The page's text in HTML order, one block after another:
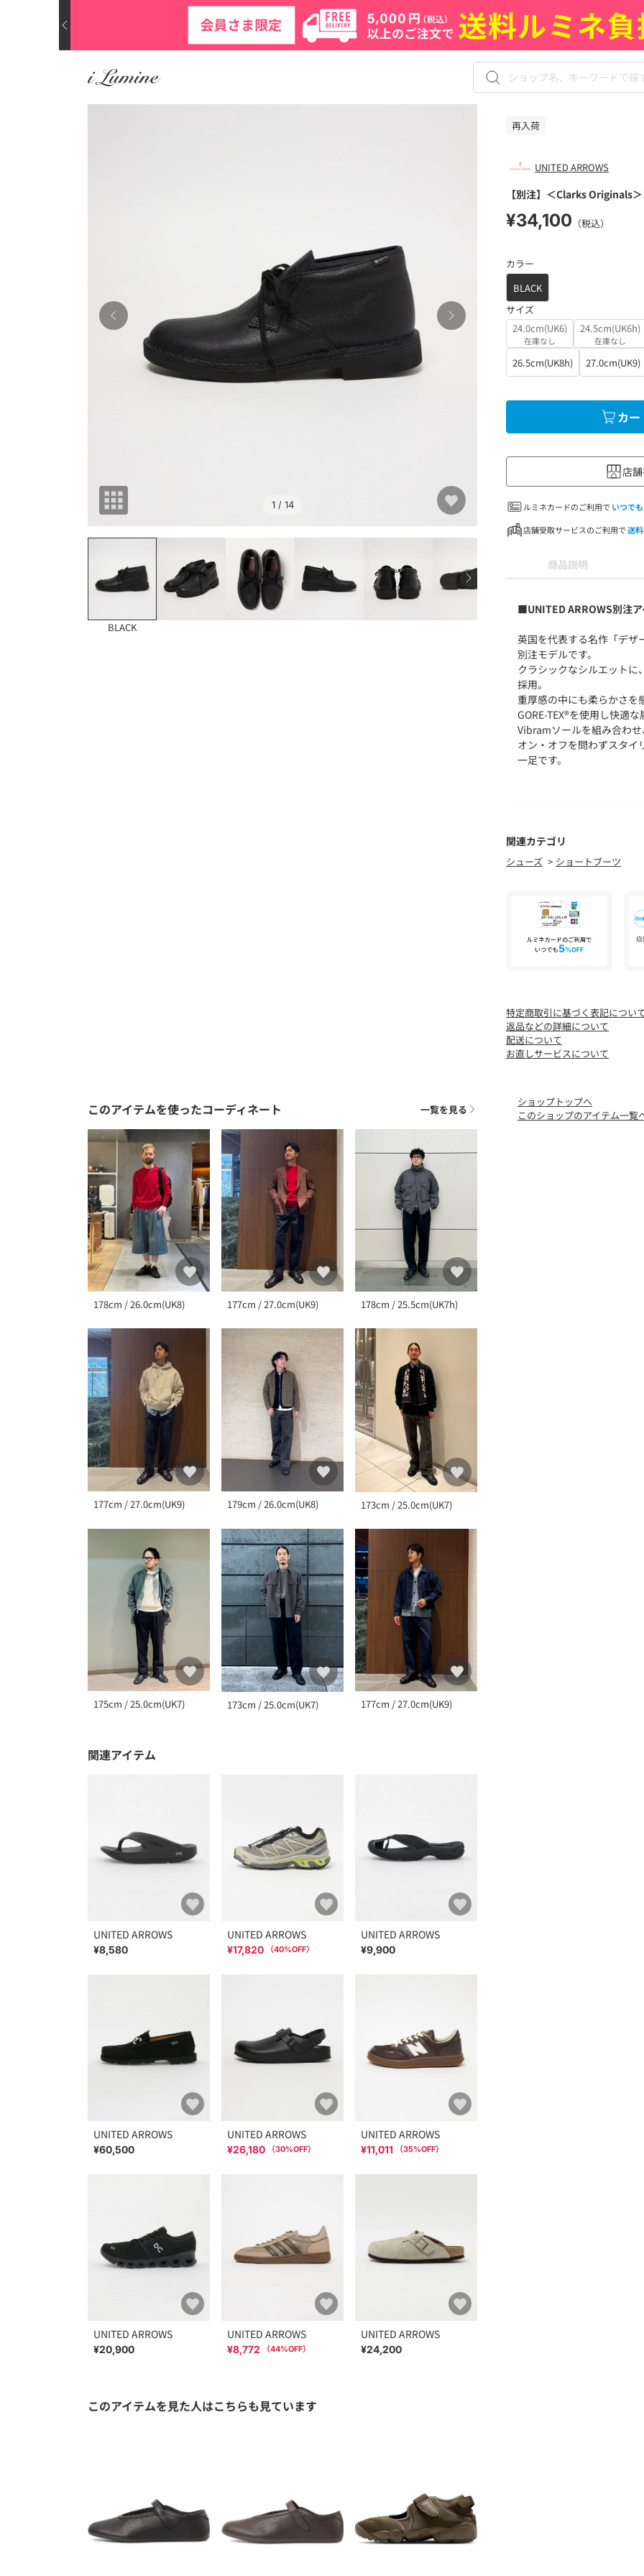
再入荷
1 / 14
BLACK
UNITED ARROWS
【別注】＜Clarks Originals
¥34,100 （税込）
カラー
BLACK
サイズ
24.0cm(UK6)
在庫なし
24.5cm(UK6h)
在庫なし
26.5cm(UK8h) 27.0cm(UK9)
カー
店
ルミネカードのご利用で いつでも
店舗受取サービスのご利用で送
商品説明
■UNITED ARROWS別注
英国を代表する名作「デザ
別注モデルです。
クラシックなシルエットに
採用。
重厚感の中にも柔らかさを
GORE-TEX®を使用し快適
Vibramソールを組み合わせ
オン・オフを問わずスタイ
一足です。
1825年にサイラスとジェー
部の小さな町、ストリート
シューズの原点とされる世
ションです。
※こちらの商品はUKサイ
cm表示となります。表記
※商品に「取り扱い上の注
用前に必ずご確認ください。
※商品画像は、光の当たり
味と異なって見える場合が
※シューズの重量は、シュ
は計測に含まれません。
関連カテゴリ
シューズ ショートブーツ
特定商取引に基づく表記につい
返品などの詳細について
配送について
お直しサービスについて
このアイテムを使ったコーディネート 一覧を見る
178cm / 26.0cm(UK8) 177cm / 27.0cm(UK9) 178cm / 25.5cm(UK7h)
177cm / 27.0cm(UK9) 179cm / 26.0cm(UK8) 173cm / 25.0cm(UK7)
175cm / 25.0cm(UK7) 173cm / 25.0cm(UK7) 177cm / 27.0cm(UK9)
関連アイテム
UNITED ARROWS
¥8,580
UNITED ARROWS
¥17,820 （40%OFF）
UNITED ARROWS
¥9,900
UNITED ARROWS
¥60,500
UNITED ARROWS
¥26,180 （30%OFF）
UNITED ARROWS
¥11,011 （35%OFF）
UNITED ARROWS
¥20,900
UNITED ARROWS
¥8,772 （44%OFF）
UNITED ARROWS
¥24,200
ショップトップへ
このショップのアイテム一覧